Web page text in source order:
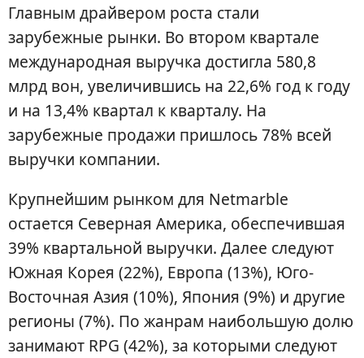
Главным драйвером роста стали
зарубежные рынки. Во втором квартале
международная выручка достигла 580,8
млрд вон, увеличившись на 22,6% год к году
и на 13,4% квартал к кварталу. На
зарубежные продажи пришлось 78% всей
выручки компании.
Крупнейшим рынком для Netmarble
остается Северная Америка, обеспечившая
39% квартальной выручки. Далее следуют
Южная Корея (22%), Европа (13%), Юго-
Восточная Азия (10%), Япония (9%) и другие
регионы (7%). По жанрам наибольшую долю
занимают RPG (42%), за которыми следуют